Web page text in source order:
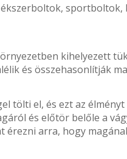
sportboltok,
kihelyezett
és összehasonlítják
tölti el, és ezt az
és előtör belőle a
érezni arra, hogy